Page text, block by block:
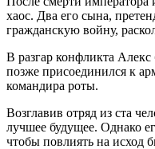
хаос. Два его сына,
гражданскую войну,
В разгар конфликта
позже присоединился к
командира роты.
Возглавив отряд из ста
лучшее будущее. Однако
чтобы повлиять на исход